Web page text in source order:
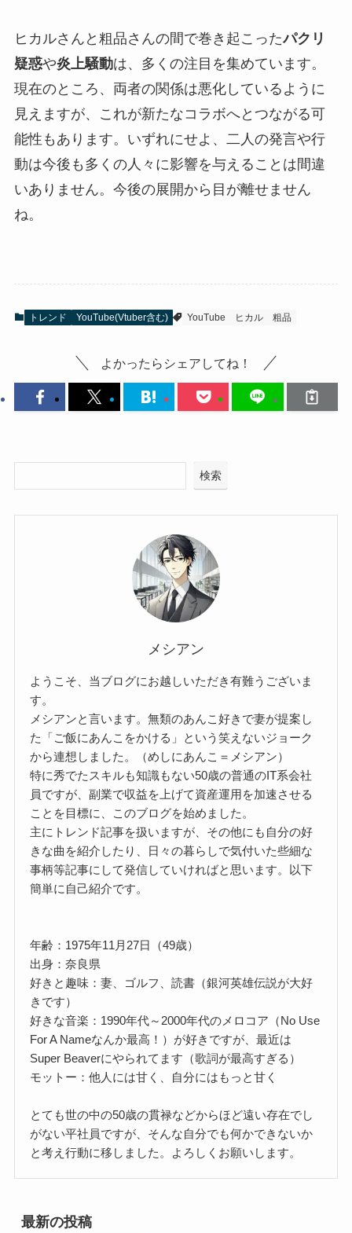
ヒカルさんと粗品さんの間で巻き起こったパクリ
疑惑や炎上騒動は、多くの注目を集めています。
現在のところ、両者の関係は悪化しているように
見えますが、これが新たなコラボへとつながる可
能性もあります。いずれにせよ、二人の発言や行
動は今後も多くの人々に影響を与えることは間違
いありません。今後の展開から目が離せません
ね。
トレンド YouTube(Vtuber含む) YouTube ヒカル 粗品
よかったらシェアしてね！
検索
メシアン
ようこそ、当ブログにお越しいただき有難うございま
す。
メシアンと言います。無類のあんこ好きで妻が提案し
た「ご飯にあんこをかける」という笑えないジョーク
から連想しました。（めしにあんこ＝メシアン）
特に秀でたスキルも知識もない50歳の普通のIT系会社
員ですが、副業で収益を上げて資産運用を加速させる
ことを目標に、このブログを始めました。
主にトレンド記事を扱いますが、その他にも自分の好
きな曲を紹介したり、日々の暮らしで気付いた些細な
事柄等記事にして発信していければと思います。以下
簡単に自己紹介です。
年齢：1975年11月27日（49歳）
出身：奈良県
好きと趣味：妻、ゴルフ、読書（銀河英雄伝説が大好
きです）
好きな音楽：1990年代～2000年代のメロコア（No Use
For A Nameなんか最高！）が好きですが、最近は
Super Beaverにやられてます（歌詞が最高すぎる）
モットー：他人には甘く、自分にはもっと甘く
とても世の中の50歳の貫禄などからほど遠い存在でし
がない平社員ですが、そんな自分でも何かできないか
と考え行動に移しました。よろしくお願いします。
最新の投稿